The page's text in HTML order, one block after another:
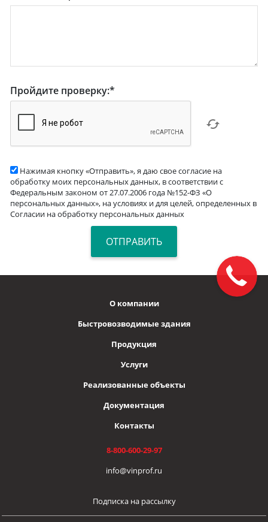
Пройдите проверку:*
Нажимая кнопку «Отправить», я даю свое согласие на
обработку моих персональных данных, в соответствии с
Федеральным законом от 27.07.2006 года №152-ФЗ «О
персональных данных», на условиях и для целей, определенных в
Согласии на обработку персональных данных
О компании
Быстровозводимые здания
Продукция
Услуги
Реализованные объекты
Документация
Контакты
8-800-600-29-97
info@vinprof.ru
Подписка на рассылку